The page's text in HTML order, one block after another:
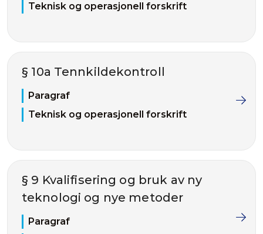
Teknisk og operasjonell forskrift
§ 10a Tennkildekontroll
Paragraf
Teknisk og operasjonell forskrift
§ 9 Kvalifisering og bruk av ny
teknologi og nye metoder
Paragraf